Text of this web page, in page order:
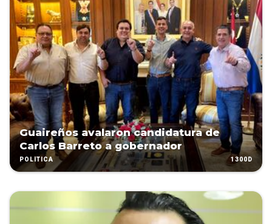
Guaireños avalaron candidatura de
Carlos Barreto a gobernador
POLÍTICA 1300D